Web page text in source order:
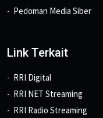
Pedoman Media Siber
Link Terkait
RRI Digital
RRI NET Streaming
RRI Radio Streaming